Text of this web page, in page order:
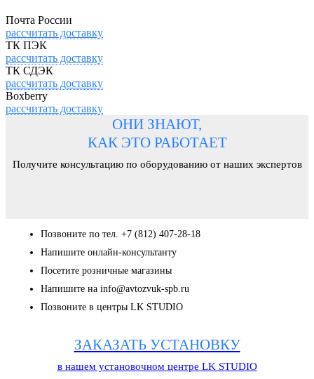
Почта России
рассчитать доставку
ТК ПЭК
рассчитать доставку
ТК СДЭК
рассчитать доставку
Boxberry
рассчитать доставку
ОНИ ЗНАЮТ,
КАК ЭТО РАБОТАЕТ
Получите консультацию по оборудованию от наших экспертов
Позвоните по тел. +7 (812) 407-28-18
Напишите онлайн-консультанту
Посетите розничные магазины
Напишите на info@avtozvuk-spb.ru
Позвоните в центры LK STUDIO
ЗАКАЗАТЬ УСТАНОВКУ
в нашем установочном центре LK STUDIO